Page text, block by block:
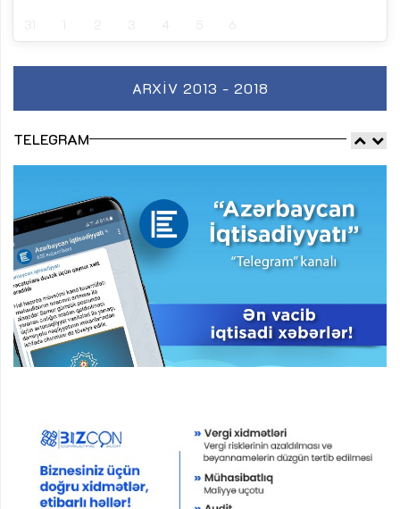
ARXIV 2013 - 2018
TELEGRAM